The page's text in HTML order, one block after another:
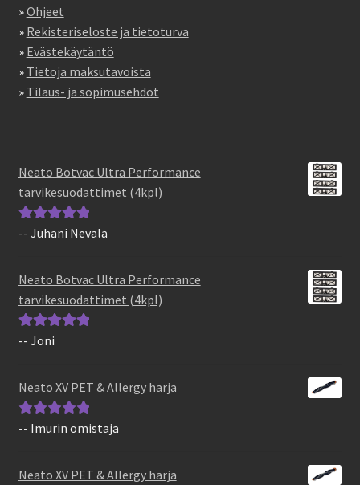
»Ohjeet
» Rekisteriseloste ja tietoturva
» Evästekäytäntö
» Tietoja maksutavoista
» Tilaus- ja sopimusehdot
Neato Botvac Ultra Performance
tarvikesuodattimet (4kpl)
Arvostelu
-- Juhani Nevala
Neato Botvac Ultra Performance
tarvikesuodattimet (4kpl)
Arvostelu
-- Joni
Neato XV PET & Allergy harja
Arvostelu
-- Imurin omistaja
Neato XV PET & Allergy harja